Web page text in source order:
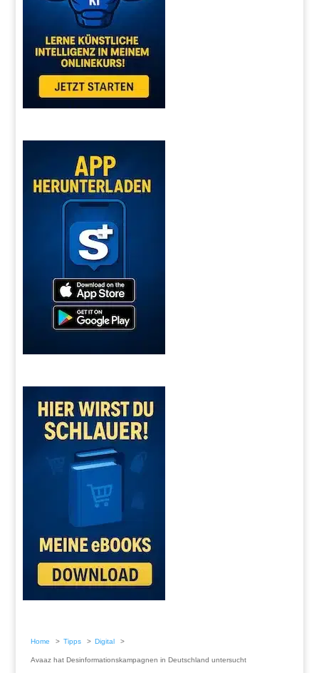
Home Tipps Digital
Avaaz hat Desinformationskampagnen in Deutschland untersucht